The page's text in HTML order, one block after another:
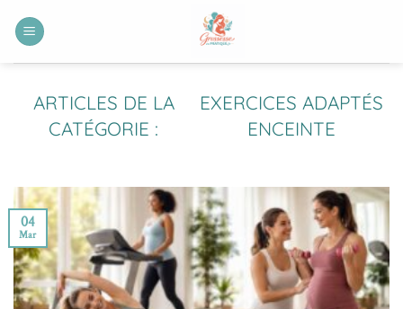
EXERCICES ADAPTÉS
ENCEINTE
04
Mar